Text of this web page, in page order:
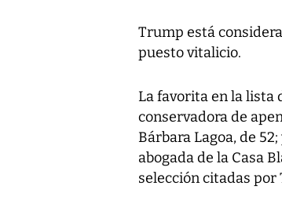
Trump está
puesto vitalicio.
La favorita en la lista
conservadora de
Bárbara Lagoa, de
abogada de la Casa
selección citadas por